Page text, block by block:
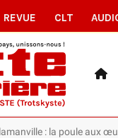
REVUE CLT
: la poule aux